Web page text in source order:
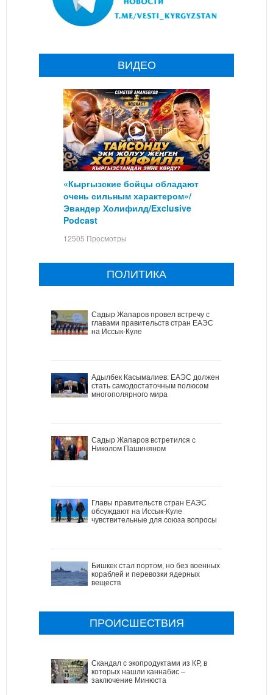
ВИДЕО
«Кыргызские бойцы обладают
очень сильным характером»/
Эвандер Холифилд/Exclusive
Podcast
12505 Просмотры
ПОЛИТИКА
Садыр Жапаров провел встречу с
главами правительств стран ЕАЭС
на Иссык-Куле
Адылбек Касымалиев: ЕАЭС должен
стать самодостаточным полюсом
многополярного мира
Садыр Жапаров встретился с
Николом Пашиняном
Главы правительств стран ЕАЭС
обсуждают на Иссык-Куле
чувствительные для союза вопросы
Бишкек стал портом, но без военных
кораблей и перевозки ядерных
веществ
ПРОИСШЕСТВИЯ
Скандал с экопродуктами из КР, в
которых нашли каннабис –
заключение Минюста